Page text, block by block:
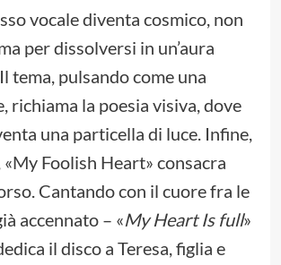
vocale diventa cosmico, non
per dissolversi in un’aura
tema, pulsando come una
richiama la poesia visiva, dove
una particella di luce. Infine,
Foolish Heart» consacra
Cantando con il cuore fra le
accennato – «My Heart Is full»
il disco a Teresa, figlia e